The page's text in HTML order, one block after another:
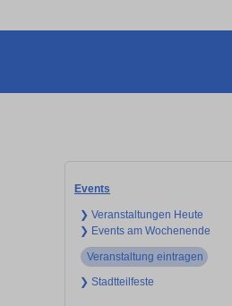
Events
❯ Veranstaltungen Heute
❯ Events am Wochenende
Veranstaltung eintragen
❯ Stadtteilfeste